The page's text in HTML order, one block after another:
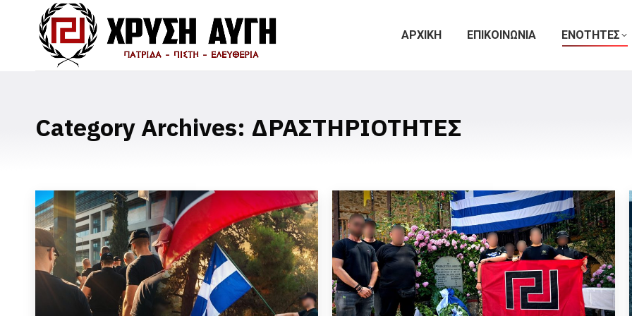
ΑΡΧΙΚΗ ΕΠΙΚΟΙΝΩΝΙΑ ΕΝΟΤΗΤΕΣ
Category Archives: ΔΡΑΣΤΗΡΙΟΤΗΤΕΣ